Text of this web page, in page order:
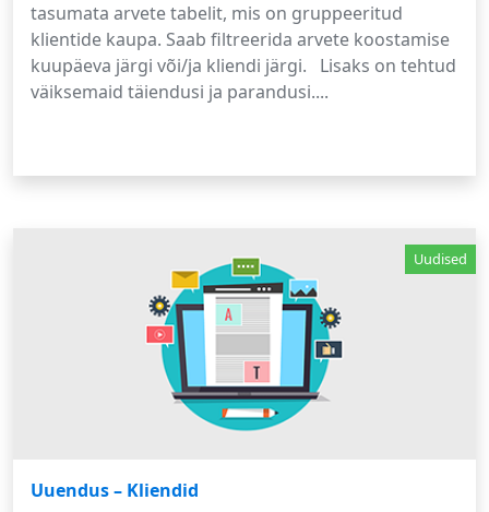
tasumata arvete tabelit, mis on gruppeeritud
klientide kaupa. Saab filtreerida arvete koostamise
kuupäeva järgi või/ja kliendi järgi. Lisaks on tehtud
väiksemaid täiendusi ja parandusi....
Uuendus – Kliendid
Uudised